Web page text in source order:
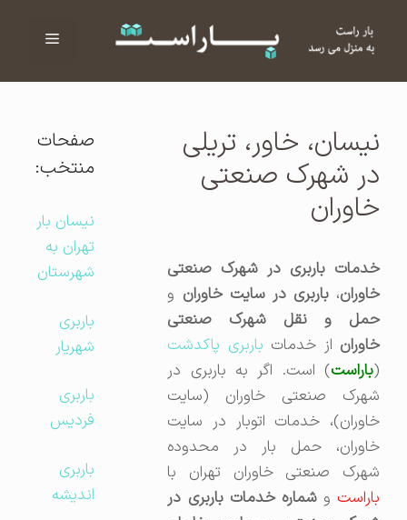
فهرست
نیسان، خاور، تریلی
در شهرک صنعتی
خاوران
خدمات باربری در شهرک صنعتی
خاوران،باربری در سایت خاورانو
حمل و نقل شهرک صنعتی
خاوراناز خدماتباربری پاکدشت
باراست) است. اگر به باربری در
شهرک صنعتی خاوران (سایت
خاوران)، خدمات اتوبار در سایت
خاوران، حمل بار در محدوده
شهرک صنعتی خاوران تهران با
باراستوشماره خدمات باربری در
صفحات
منتخب:
نیسان بار
تهران به
شهرستان
باربری
شهریار
باربری
فردیس
باربری
اندیشه